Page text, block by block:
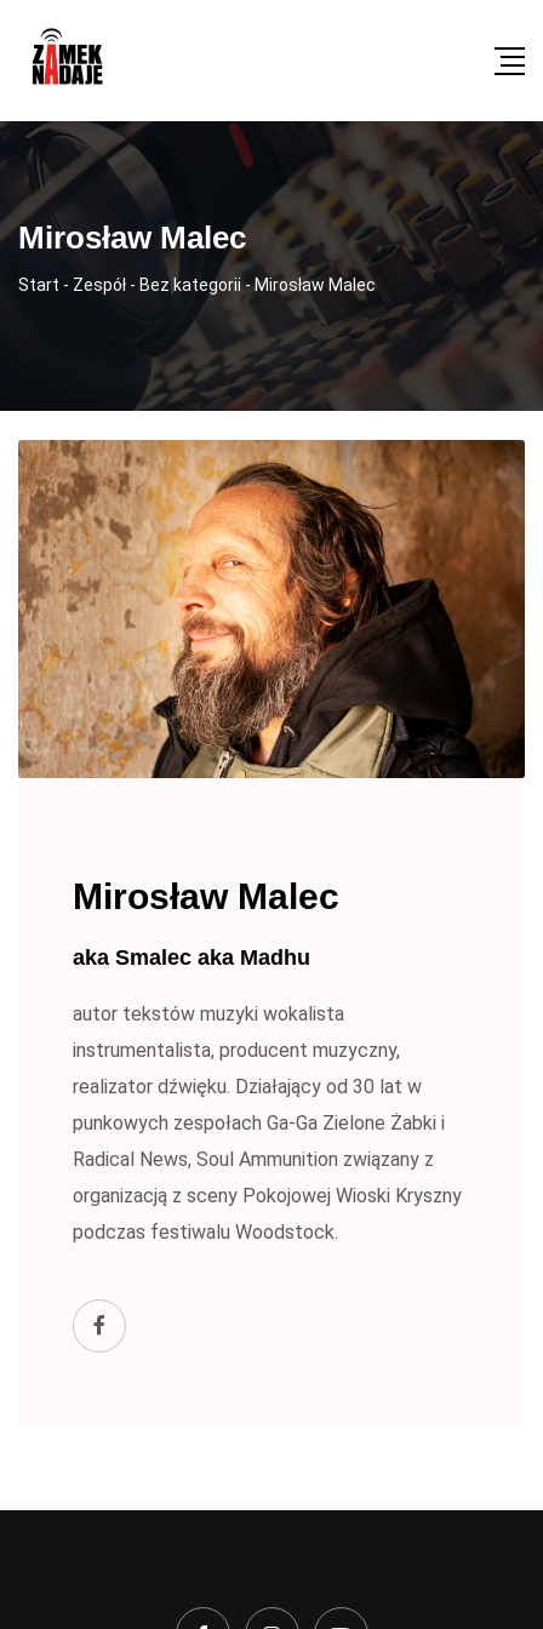
Mirosław Malec
Start - Zespół - Bez kategorii-Mirosław Malec
Mirosław Malec
aka Smalec aka Madhu
autor tekstów muzyki wokalista
instrumentalista, producent muzyczny,
realizator dźwięku. Działający od 30 lat w
punkowych zespołach Ga-Ga Zielone Żabki i
Radical News, Soul Ammunition związany z
organizacją z sceny Pokojowej Wioski Kryszny
podczas festiwalu Woodstock.